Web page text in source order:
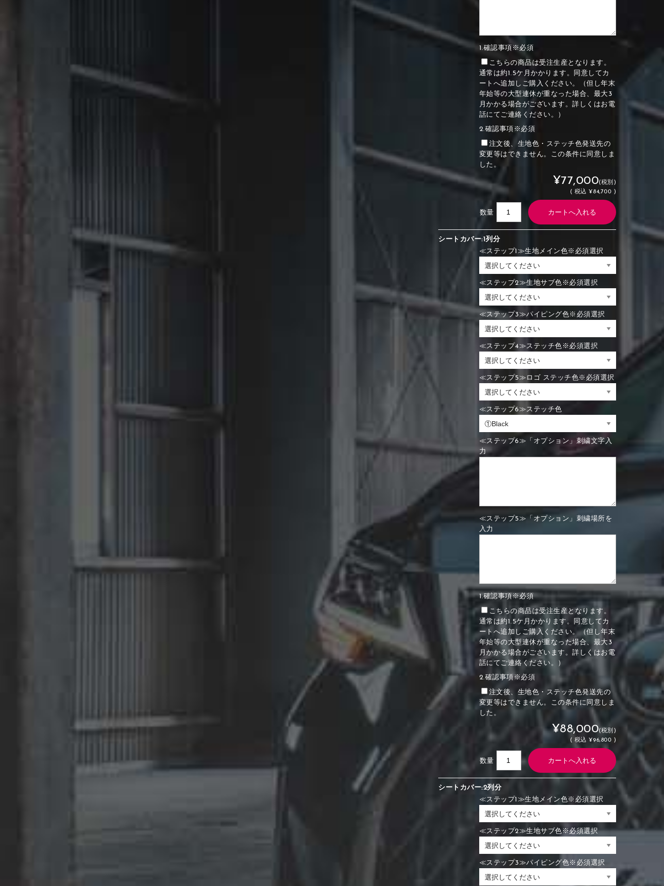
1.確認事項※必須
こちらの商品は受注生産となります。
通常は約1.5ケ月かかります。同意してカ
ートへ追加しご購入ください。（但し年末
年始等の大型連休が重なった場合、最大3
月かかる場合がございます。詳しくはお電
話にてご連絡ください。）
2.確認事項※必須
注文後、生地色・ステッチ色発送先の
変更等はできません。この条件に同意しま
した。
¥77,000(税別)
( 税込 ¥84,700 )
数量
シートカバー:1列分
≪ステップ1≫生地メイン色※必須選択
≪ステップ2≫生地サブ色※必須選択
≪ステップ3≫パイピング色※必須選択
≪ステップ4≫ステッチ色※必須選択
≪ステップ5≫ロゴ ステッチ色※必須選択
≪ステップ6≫ステッチ色
≪ステップ6≫「オプション」刺繍文字入
力
≪ステップ5≫「オプション」刺繍場所を
入力
1.確認事項※必須
こちらの商品は受注生産となります。
通常は約1.5ケ月かかります。同意してカ
ートへ追加しご購入ください。（但し年末
年始等の大型連休が重なった場合、最大3
月かかる場合がございます。詳しくはお電
話にてご連絡ください。）
2.確認事項※必須
注文後、生地色・ステッチ色発送先の
変更等はできません。この条件に同意しま
した。
¥88,000(税別)
( 税込 ¥96,800 )
数量
シートカバー:2列分
≪ステップ1≫生地メイン色※必須選択
≪ステップ2≫生地サブ色※必須選択
≪ステップ3≫パイピング色※必須選択